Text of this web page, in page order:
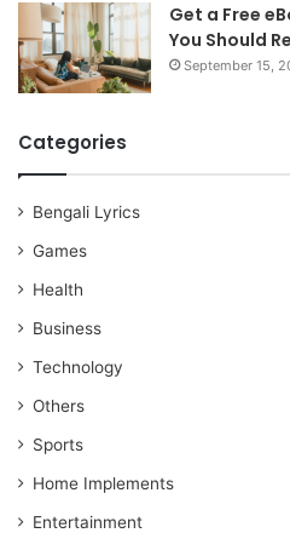
Get a Free
You Should
September 15,
Categories
Bengali Lyrics
Games
Health
Business
Technology
Others
Sports
Home Implements
Entertainment